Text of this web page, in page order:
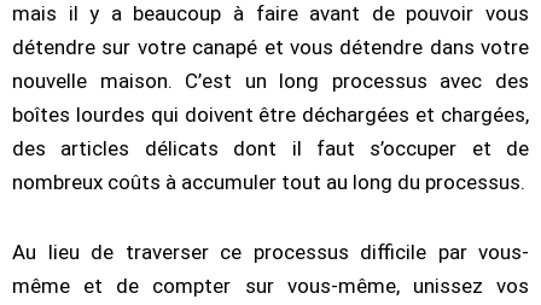
mais il y a beaucoup à faire avant de pouvoir vous
détendre sur votre canapé et vous détendre dans votre
nouvelle maison. C’est un long processus avec des
boîtes lourdes qui doivent être déchargées et chargées,
des articles délicats dont il faut s’occuper et de
nombreux coûts à accumuler tout au long du processus.
Au lieu de traverser ce processus difficile par vous-
même et de compter sur vous-même, unissez vos